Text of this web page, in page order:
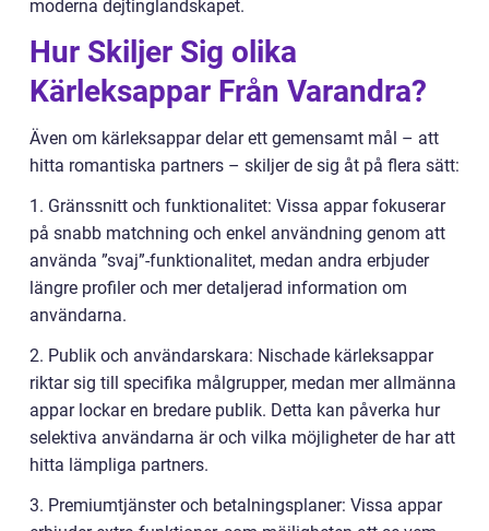
moderna dejtinglandskapet.
Hur Skiljer Sig olika
Kärleksappar Från Varandra?
Även om kärleksappar delar ett gemensamt mål – att
hitta romantiska partners – skiljer de sig åt på flera sätt:
1. Gränssnitt och funktionalitet: Vissa appar fokuserar
på snabb matchning och enkel användning genom att
använda ”svaj”-funktionalitet, medan andra erbjuder
längre profiler och mer detaljerad information om
användarna.
2. Publik och användarskara: Nischade kärleksappar
riktar sig till specifika målgrupper, medan mer allmänna
appar lockar en bredare publik. Detta kan påverka hur
selektiva användarna är och vilka möjligheter de har att
hitta lämpliga partners.
3. Premiumtjänster och betalningsplaner: Vissa appar